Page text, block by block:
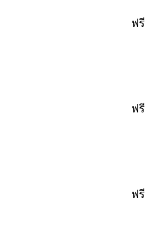
ฟรี
ฟรี
ฟรี